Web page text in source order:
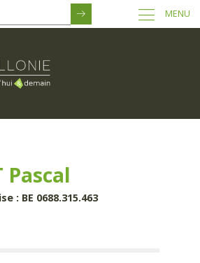
MENU
Pascal
: BE 0688.315.463